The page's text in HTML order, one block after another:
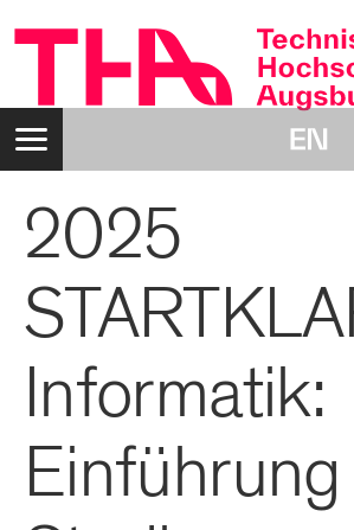
Inhalt
Navigation:
Login:
Benutzername:
2025
Informatik: